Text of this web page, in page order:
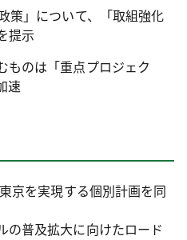
」について、「取組強化
提示
のは「重点プロジェク
速
京を実現する個別計画を同
普及拡大に向けたロード